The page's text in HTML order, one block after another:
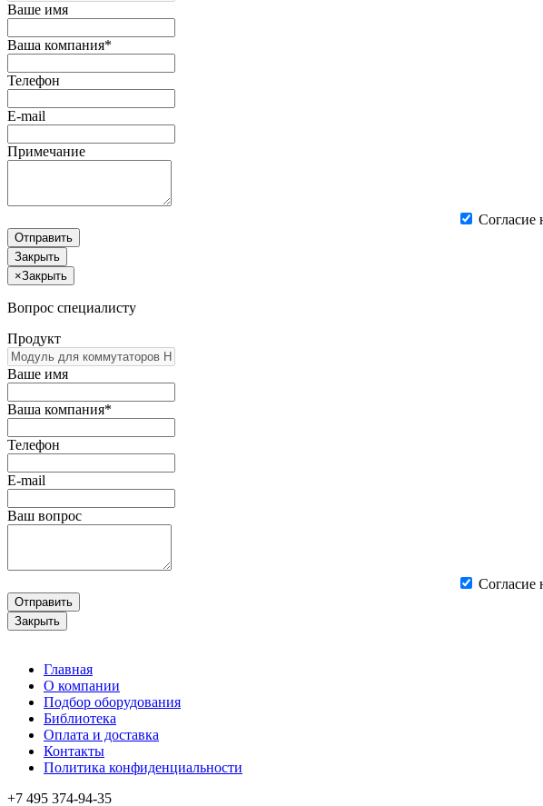
Ваше имя
Ваша компания*
Телефон
E-mail
Примечание
Согласие
Отправить
Закрыть
×Закрыть
Вопрос специалисту
Продукт
Ваше имя
Ваша компания*
Телефон
E-mail
Ваш вопрос
Согласие
Отправить
Закрыть
Главная
О компании
Подбор оборудования
Библиотека
Оплата и доставка
Контакты
Политика конфиденциальности
+7 495 374-94-35